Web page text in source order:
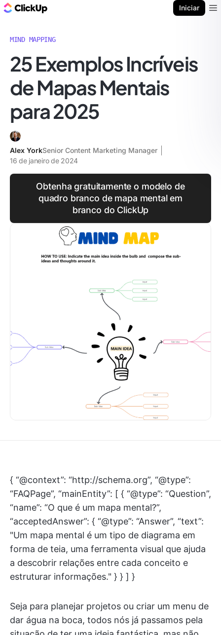
Iniciar
MIND MAPPING
25 Exemplos Incríveis
de Mapas Mentais
para 2025
Alex YorkSenior Content Marketing Manager
16 de janeiro de 2024
Obtenha gratuitamente o modelo de
quadro branco de mapa mental em
branco do ClickUp
{ “@context”: “http://schema.org”, “@type”:
“FAQPage”, “mainEntity”: [ { “@type”: “Question”,
“name”: “O que é um mapa mental?”,
“acceptedAnswer”: { “@type”: “Answer”, “text”:
"Um mapa mental é um tipo de diagrama em
forma de teia, uma ferramenta visual que ajuda
a descobrir relações entre cada conceito e
estruturar informações." } } ] }
Seja para planejar projetos ou criar um menu de
dar água na boca, todos nós já passamos pela